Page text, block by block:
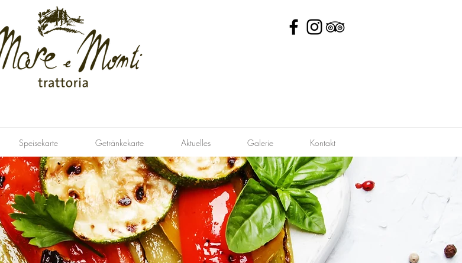
Speisekarte Getränkekarte Aktuelles Galerie Kontakt